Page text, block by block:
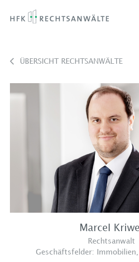
ÜBERSICHT RECHTSANWÄLTE
Marcel
Rechtsanwalt
Geschäftsfelder: Immobilien